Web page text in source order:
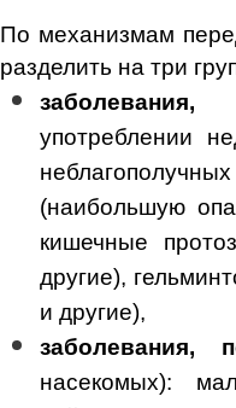
По механизмам
разделить на три
заболевания,
употреблении
(наибольшую
кишечные
другие),
и другие),
заболевания,
насекомых):